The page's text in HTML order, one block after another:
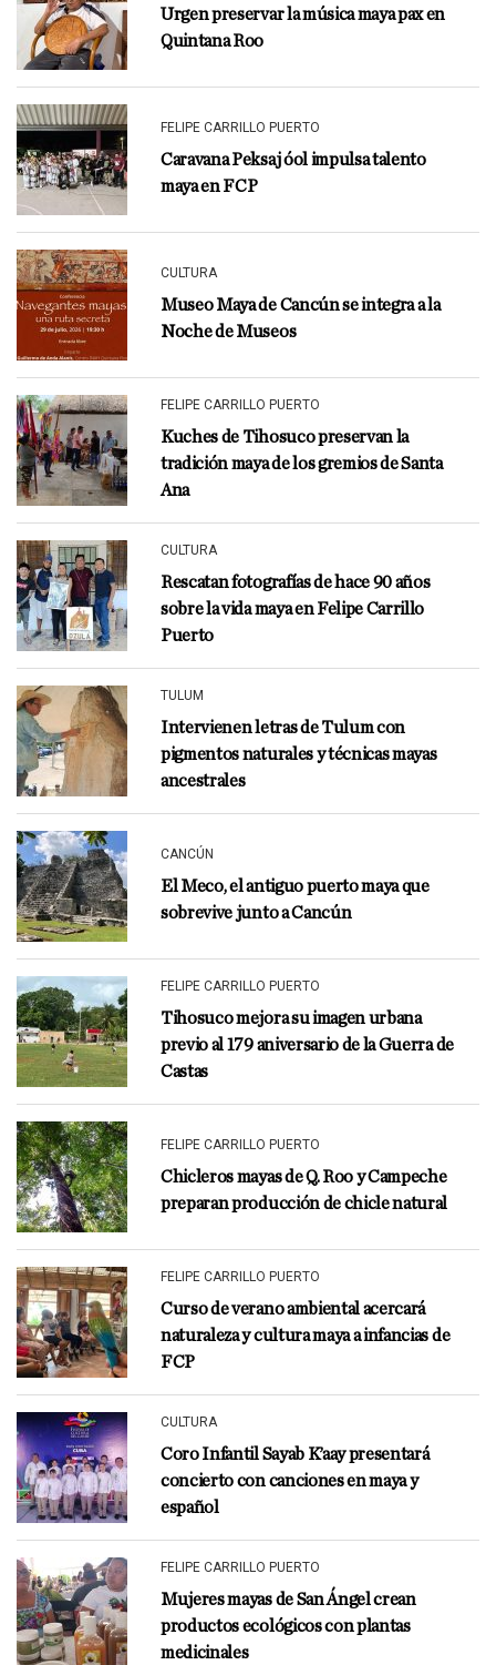
Urgen preservar la música maya pax en
Quintana Roo
FELIPE CARRILLO PUERTO
Caravana Peksaj óol impulsa talento
maya en FCP
CULTURA
Museo Maya de Cancún se integra a la
Noche de Museos
FELIPE CARRILLO PUERTO
Kuches de Tihosuco preservan la
tradición maya de los gremios de Santa
Ana
CULTURA
Rescatan fotografías de hace 90 años
sobre la vida maya en Felipe Carrillo
Puerto
TULUM
Intervienen letras de Tulum con
pigmentos naturales y técnicas mayas
ancestrales
CANCÚN
El Meco, el antiguo puerto maya que
sobrevive junto a Cancún
FELIPE CARRILLO PUERTO
Tihosuco mejora su imagen urbana
previo al 179 aniversario de la Guerra de
Castas
FELIPE CARRILLO PUERTO
Chicleros mayas de Q. Roo y Campeche
preparan producción de chicle natural
FELIPE CARRILLO PUERTO
Curso de verano ambiental acercará
naturaleza y cultura maya a infancias de
FCP
CULTURA
Coro Infantil Sayab K’aay presentará
concierto con canciones en maya y
español
FELIPE CARRILLO PUERTO
Mujeres mayas de San Ángel crean
productos ecológicos con plantas
medicinales